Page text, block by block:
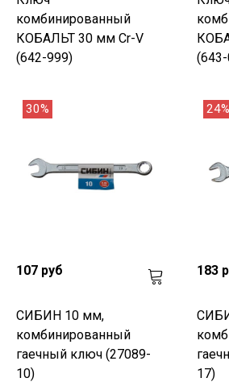
комбинированный
КОБАЛЬТ 30 мм Cr-V
(642-999)
30%
107 руб
СИБИН 10 мм,
комбинированный
гаечный ключ (27089-
10)
24%
183
17)